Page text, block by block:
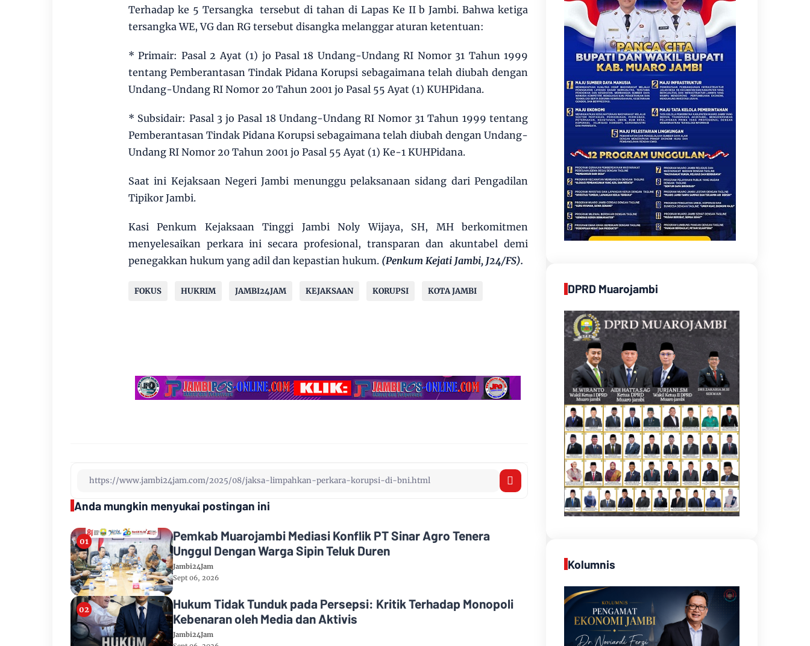
Terhadap ke 5 Tersangka tersebut di tahan di Lapas Ke II b Jambi. Bahwa ketiga
tersangka WE, VG dan RG tersebut disangka melanggar aturan ketentuan:
* Primair: Pasal 2 Ayat (1) jo Pasal 18 Undang-Undang RI Nomor 31 Tahun 1999
tentang Pemberantasan Tindak Pidana Korupsi sebagaimana telah diubah dengan
Undang-Undang RI Nomor 20 Tahun 2001 jo Pasal 55 Ayat (1) KUHPidana.
* Subsidair: Pasal 3 jo Pasal 18 Undang-Undang RI Nomor 31 Tahun 1999 tentang
Pemberantasan Tindak Pidana Korupsi sebagaimana telah diubah dengan Undang-
Undang RI Nomor 20 Tahun 2001 jo Pasal 55 Ayat (1) Ke-1 KUHPidana.
Saat ini Kejaksaan Negeri Jambi menunggu pelaksanaan sidang dari Pengadilan
Tipikor Jambi.
Kasi Penkum Kejaksaan Tinggi Jambi Noly Wijaya, SH, MH berkomitmen
menyelesaikan perkara ini secara profesional, transparan dan akuntabel demi
penegakkan hukum yang adil dan kepastian hukum. (Penkum Kejati Jambi, J24/FS).
FOKUS HUKRIM JAMBI24JAM KEJAKSAAN KORUPSI KOTA JAMBI
Anda mungkin menyukai postingan ini
Pemkab Muarojambi Mediasi Konflik PT Sinar Agro Tenera
Unggul Dengan Warga Sipin Teluk Duren
Jambi24Jam
Sept 06, 2026
Hukum Tidak Tunduk pada Persepsi: Kritik Terhadap Monopoli
Kebenaran oleh Media dan Aktivis
Jambi24Jam
DPRD Muarojambi
Kolumnis